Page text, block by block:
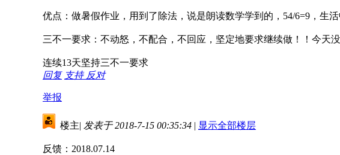
优点：做暑假作业，用到了除法，说是朗读数学学到的，54/6=9，生
三不一要求：不动怒，不配合，不回应，坚定地要求继续做！！今天
连续13天坚持三不一要求
回复 支持 反对
举报
楼主| 发表于 2018-7-15 00:35:34 | 显示全部楼层
反馈：2018.07.14